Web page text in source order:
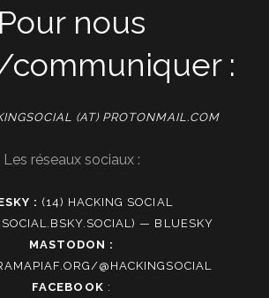
Pour nous
:
(AT) PROTONMAIL.COM
Les réseaux sociaux :
: (14) HACKING SOCIAL
— BLUESKY
MASTODON :
@HACKINGSOCIAL
FACEBOOK :